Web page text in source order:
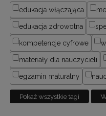
edukacja włączająca
edukacja zdrowotna
kompetencje cyfrowe
materiały dla nauczycieli
egzamin maturalny
Pokaż wszystkie tagi